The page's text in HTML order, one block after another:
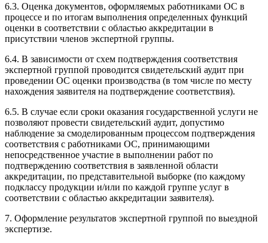
6.3. Оценка документов, оформляемых работниками ОС в
процессе и по итогам выполнения определенных функций
оценки в соответствии с областью аккредитации в
присутствии членов экспертной группы.
6.4. В зависимости от схем подтверждения соответствия
экспертной группой проводится свидетельский аудит при
проведении ОС оценки производства (в том числе по месту
нахождения заявителя на подтверждение соответствия).
6.5. В случае если сроки оказания государственной услуги не
позволяют провести свидетельский аудит, допустимо
наблюдение за смоделированным процессом подтверждения
соответствия с работниками ОС, принимающими
непосредственное участие в выполнении работ по
подтверждению соответствия в заявленной области
аккредитации, по представительной выборке (по каждому
подклассу продукции и/или по каждой группе услуг в
соответствии с областью аккредитации заявителя).
7. Оформление результатов экспертной группой по выездной
экспертизе.